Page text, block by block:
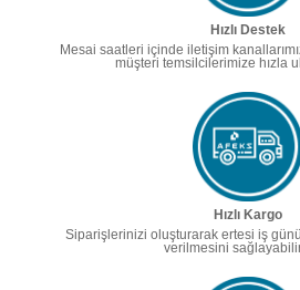
Hızlı Destek
Mesai saatleri içinde iletişim
müşteri temsilcilerimize hızla
Hızlı Kargo
Siparişlerinizi oluşturarak ertesi iş
verilmesini